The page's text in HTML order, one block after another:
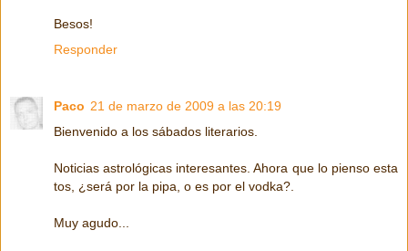
Besos!
Responder
Paco 21 de marzo de 2009 a las 20:19
Bienvenido a los sábados literarios.
Noticias astrológicas interesantes. Ahora que lo pienso esta
tos, ¿será por la pipa, o es por el vodka?.
Muy agudo...